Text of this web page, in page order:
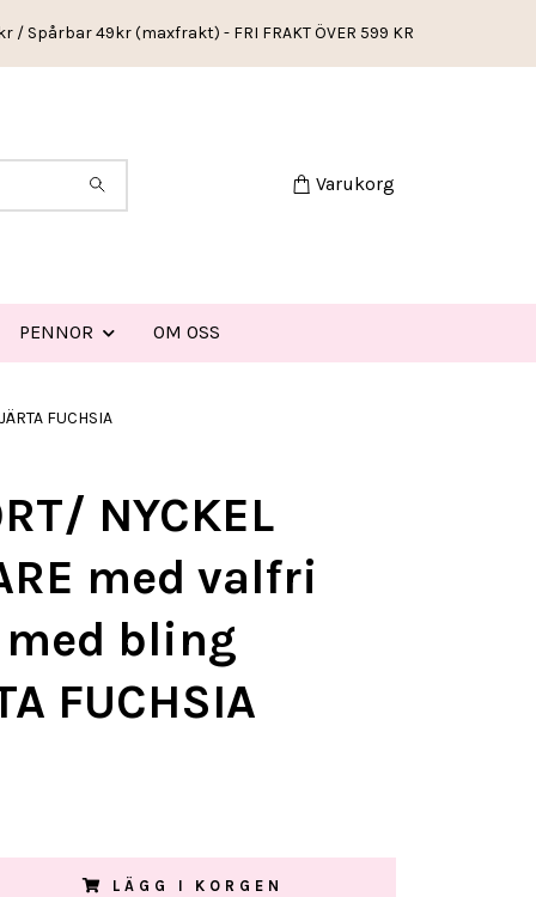
/ Spårbar 49kr (maxfrakt) - FRI FRAKT ÖVER 599 KR
Varukorg
PENNOR OM OSS
FUCHSIA
NYCKEL
med valfri
bling
FUCHSIA
LÄGG I KORGEN